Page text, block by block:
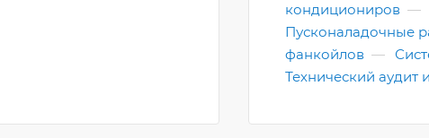
кондициониров —
Пусконаладочные
фанкойлов —
Технический аудит